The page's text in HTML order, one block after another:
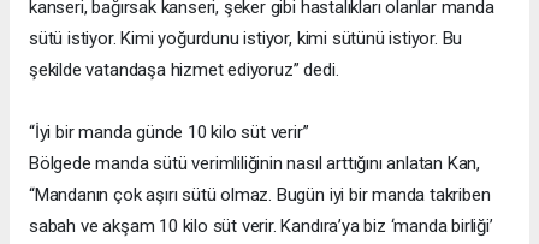
kanseri, bağırsak kanseri, şeker gibi hastalıkları olanlar manda
sütü istiyor. Kimi yoğurdunu istiyor, kimi sütünü istiyor. Bu
şekilde vatandaşa hizmet ediyoruz” dedi.
“İyi bir manda günde 10 kilo süt verir”
Bölgede manda sütü verimliliğinin nasıl arttığını anlatan Kan,
“Mandanın çok aşırı sütü olmaz. Bugün iyi bir manda takriben
sabah ve akşam 10 kilo süt verir. Kandıra’ya biz ‘manda birliği’